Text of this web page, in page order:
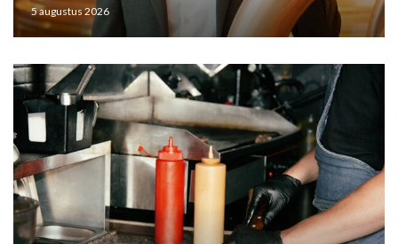
5 augustus 2026